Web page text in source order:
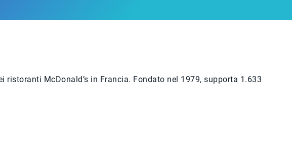
McDonald’s in Francia. Fondato nel 1979, supporta 1.633